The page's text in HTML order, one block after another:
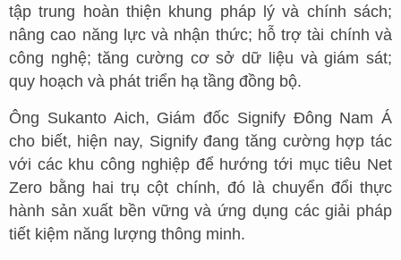
tập trung hoàn thiện khung pháp lý và chính sách;
nâng cao năng lực và nhận thức; hỗ trợ tài chính và
công nghệ; tăng cường cơ sở dữ liệu và giám sát;
quy hoạch và phát triển hạ tầng đồng bộ.
Ông Sukanto Aich, Giám đốc Signify Đông Nam Á
cho biết, hiện nay, Signify đang tăng cường hợp tác
với các khu công nghiệp để hướng tới mục tiêu Net
Zero bằng hai trụ cột chính, đó là chuyển đổi thực
hành sản xuất bền vững và ứng dụng các giải pháp
tiết kiệm năng lượng thông minh.